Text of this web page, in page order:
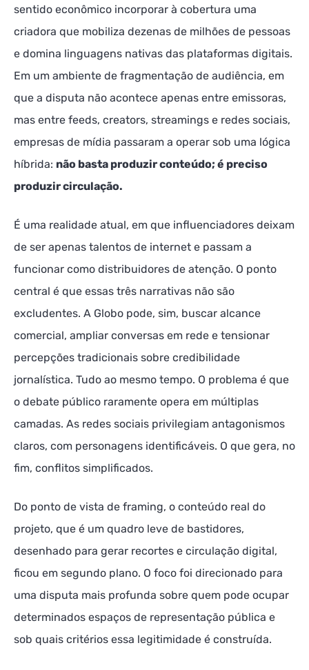
sentido econômico incorporar à cobertura uma
criadora que mobiliza dezenas de milhões de pessoas
e domina linguagens nativas das plataformas digitais.
Em um ambiente de fragmentação de audiência, em
que a disputa não acontece apenas entre emissoras,
mas entre feeds, creators, streamings e redes sociais,
empresas de mídia passaram a operar sob uma lógica
híbrida: não basta produzir conteúdo; é preciso
produzir circulação.
É uma realidade atual, em que influenciadores deixam
de ser apenas talentos de internet e passam a
funcionar como distribuidores de atenção. O ponto
central é que essas três narrativas não são
excludentes. A Globo pode, sim, buscar alcance
comercial, ampliar conversas em rede e tensionar
percepções tradicionais sobre credibilidade
jornalística. Tudo ao mesmo tempo. O problema é que
o debate público raramente opera em múltiplas
camadas. As redes sociais privilegiam antagonismos
claros, com personagens identificáveis. O que gera, no
fim, conflitos simplificados.
Do ponto de vista de framing, o conteúdo real do
projeto, que é um quadro leve de bastidores,
desenhado para gerar recortes e circulação digital,
ficou em segundo plano. O foco foi direcionado para
uma disputa mais profunda sobre quem pode ocupar
determinados espaços de representação pública e
sob quais critérios essa legitimidade é construída.